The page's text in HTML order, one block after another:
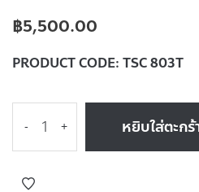
฿5,500.00
PRODUCT CODE: TSC 803T
- + หยิบใส่ตะกร้